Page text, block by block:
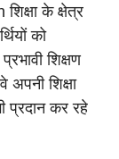
के क्षेत्र
को
शिक्षण
अपनी शिक्षा
प्रदान कर रहे